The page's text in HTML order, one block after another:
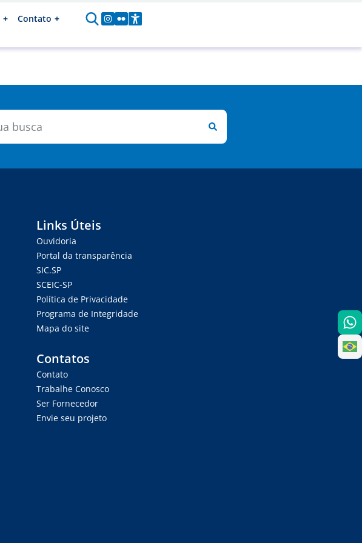
Contato
Links Úteis
Ouvidoria
Portal da transparência
SIC.SP
SCEIC-SP
Política de Privacidade
Programa de Integridade
Mapa do site
Contatos
Contato
Trabalhe Conosco
Ser Fornecedor
Envie seu projeto